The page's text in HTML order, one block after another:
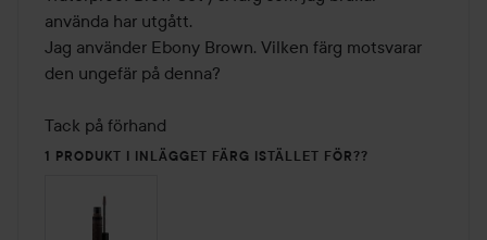
använda har utgått.
Jag använder Ebony Brown. Vilken färg motsvarar
den ungefär på denna?
Tack på förhand
1 PRODUKT I INLÄGGET FÄRG ISTÄLLET FÖR??